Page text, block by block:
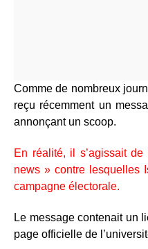
Comme de nombreux
reçu récemment un
annonçant un scoop.
En réalité, il s’agissait
news » contre lesquelles
campagne électorale.
Le message contenait un
page officielle de